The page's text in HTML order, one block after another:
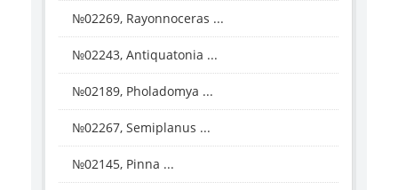
№02269, Rayonnoceras ...
№02243, Antiquatonia ...
№02189, Pholadomya ...
№02267, Semiplanus ...
№02145, Pinna ...